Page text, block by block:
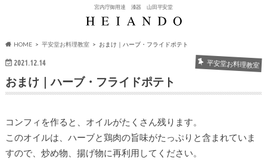
宮内庁御用達 漆器 山田平安堂
HOME 平安堂お料理教室 おまけ｜ハーブ・フライドポテト
2021.12.14 平安堂お料理教室
おまけ｜ハーブ・フライドポテト
コンフィを作ると、オイルがたくさん残ります。
このオイルは、ハーブと鶏肉の旨味がたっぷりと含まれていま
すので、炒め物、揚げ物に再利用してください。